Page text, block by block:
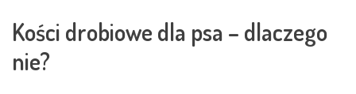
Kości drobiowe dla psa – dlaczego
nie?